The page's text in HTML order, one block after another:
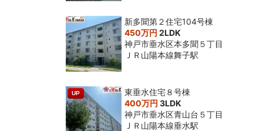
新多聞第２住宅104号棟
450万円 2LDK
神戸市垂水区本多聞５丁目
ＪＲ山陽本線舞子駅
UP
東垂水住宅８号棟
400万円 3LDK
神戸市垂水区青山台５丁目
ＪＲ山陽本線垂水駅